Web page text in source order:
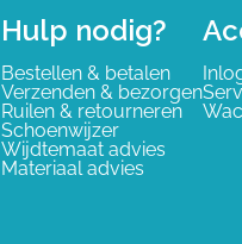
Hulp nodig?
Bestellen & betalen
Verzenden & bezorgen
Ruilen & retourneren
Schoenwijzer
Wijdtemaat advies
Materiaal advies